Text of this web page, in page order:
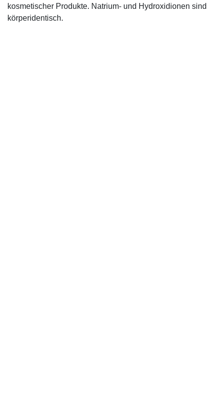
kosmetischer Produkte. Natrium- und Hydroxidionen sind
körperidentisch.